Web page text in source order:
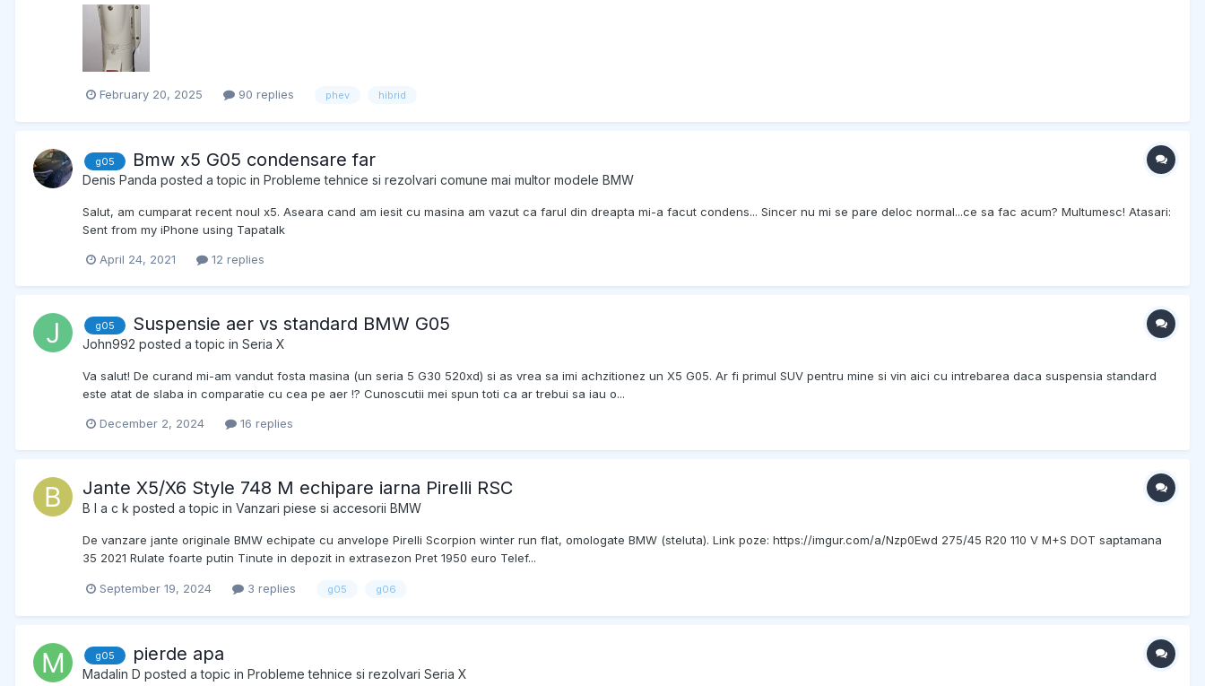
February 20, 2025 90 replies phev hibrid
g05 Bmw x5 G05 condensare far
Denis Panda posted a topic in Probleme tehnice si rezolvari comune mai multor modele BMW
Salut, am cumparat recent noul x5. Aseara cand am iesit cu masina am vazut ca farul din dreapta mi-a facut condens... Sincer nu mi se pare deloc normal...ce sa fac acum? Multumesc! Atasari:
Sent from my iPhone using Tapatalk
April 24, 2021 12 replies
g05 Suspensie aer vs standard BMW G05
John992 posted a topic in Seria X
Va salut! De curand mi-am vandut fosta masina (un seria 5 G30 520xd) si as vrea sa imi achzitionez un X5 G05. Ar fi primul SUV pentru mine si vin aici cu intrebarea daca suspensia standard
este atat de slaba in comparatie cu cea pe aer !? Cunoscutii mei spun toti ca ar trebui sa iau o...
December 2, 2024 16 replies
Jante X5/X6 Style 748 M echipare iarna Pirelli RSC
B l a c k posted a topic in Vanzari piese si accesorii BMW
De vanzare jante originale BMW echipate cu anvelope Pirelli Scorpion winter run flat, omologate BMW (steluta). Link poze: https://imgur.com/a/Nzp0Ewd 275/45 R20 110 V M+S DOT saptamana
35 2021 Rulate foarte putin Tinute in depozit in extrasezon Pret 1950 euro Telef...
September 19, 2024 3 replies g05 g06
g05 pierde apa
Madalin D posted a topic in Probleme tehnice si rezolvari Seria X